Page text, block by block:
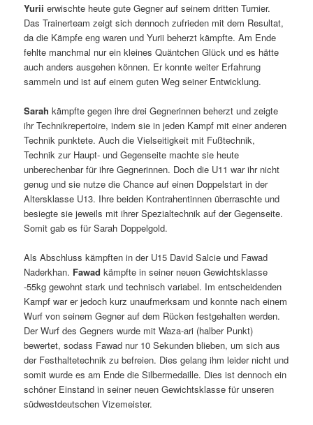
Yurii erwischte heute gute Gegner auf seinem dritten Turnier.
Das Trainerteam zeigt sich dennoch zufrieden mit dem Resultat,
da die Kämpfe eng waren und Yurii beherzt kämpfte. Am Ende
fehlte manchmal nur ein kleines Quäntchen Glück und es hätte
auch anders ausgehen können. Er konnte weiter Erfahrung
sammeln und ist auf einem guten Weg seiner Entwicklung.
Sarah kämpfte gegen ihre drei Gegnerinnen beherzt und zeigte
ihr Technikrepertoire, indem sie in jeden Kampf mit einer anderen
Technik punktete. Auch die Vielseitigkeit mit Fußtechnik,
Technik zur Haupt- und Gegenseite machte sie heute
unberechenbar für ihre Gegnerinnen. Doch die U11 war ihr nicht
genug und sie nutze die Chance auf einen Doppelstart in der
Altersklasse U13. Ihre beiden Kontrahentinnen überraschte und
besiegte sie jeweils mit ihrer Spezialtechnik auf der Gegenseite.
Somit gab es für Sarah Doppelgold.
Als Abschluss kämpften in der U15 David Salcie und Fawad
Naderkhan. Fawad kämpfte in seiner neuen Gewichtsklasse
-55kg gewohnt stark und technisch variabel. Im entscheidenden
Kampf war er jedoch kurz unaufmerksam und konnte nach einem
Wurf von seinem Gegner auf dem Rücken festgehalten werden.
Der Wurf des Gegners wurde mit Waza-ari (halber Punkt)
bewertet, sodass Fawad nur 10 Sekunden blieben, um sich aus
der Festhaltetechnik zu befreien. Dies gelang ihm leider nicht und
somit wurde es am Ende die Silbermedaille. Dies ist dennoch ein
schöner Einstand in seiner neuen Gewichtsklasse für unseren
südwestdeutschen Vizemeister.